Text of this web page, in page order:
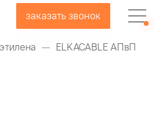
заказать звонок
ELKACABLE АПвП